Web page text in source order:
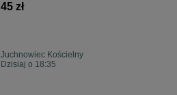
45 zł
Juchnowiec Kościelny
Dzisiaj o 18:35